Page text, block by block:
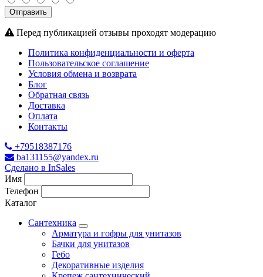
Отправить
Перед публикацией отзывы проходят модерацию
Политика конфиденциальности и оферта
Пользовательское соглашение
Условия обмена и возврата
Блог
Обратная связь
Доставка
Оплата
Контакты
+79518387176
ba131155@yandex.ru
Сделано в InSales
Имя
Телефон
Каталог
Сантехника
Арматура и гофры для унитазов
Бачки для унитазов
Гебо
Декоративные изделия